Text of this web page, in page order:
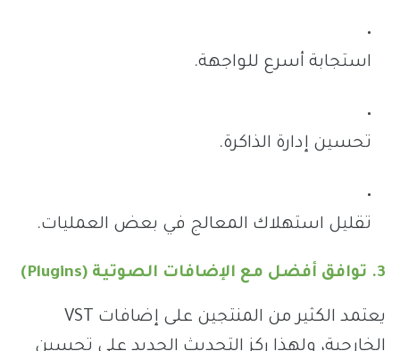
استجابة أسرع للواجهة.
تحسين إدارة الذاكرة.
تقليل استهلاك المعالج في بعض العمليات.
3. توافق أفضل مع الإضافات الصوتية (Plugins)
يعتمد الكثير من المنتجين على إضافات VST
الخارجية، ولهذا ركز التحديث الجديد على تحسين